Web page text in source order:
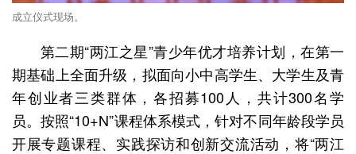
成立仪式现场。
第二期“两江之星”青少年优才培养计划，在第一
期基础上全面升级，拟面向小中高学生、大学生及青
年创业者三类群体，各招募100人，共计300名学
员。按照“10+N”课程体系模式，针对不同年龄段学员
开展专题课程、实践探访和创新交流活动，将“两江